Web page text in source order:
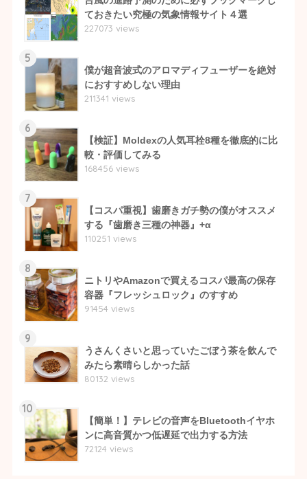
ておきたい究極の気象情報サイト４選
227073 views
5
僕が超音波式のアロマディフューザーを絶対
におすすめしない理由
211341 views
6
【検証】Moldexの人気耳栓8種を徹底的に比
較・評価してみる
168456 views
7
【コスパ重視】歯磨きガチ勢の僕がオススメ
する『歯磨き三種の神器』+α
110251 views
8
ニトリやAmazonで買えるコスパ最高の保存
容器『フレッシュロック』のすすめ
91454 views
9
うさんくさいと思っていたごぼう茶を飲んで
みたら素晴らしかった話
80132 views
10
【簡単！】テレビの音声をBluetoothイヤホ
ンに高音質かつ低遅延で出力する方法
72124 views